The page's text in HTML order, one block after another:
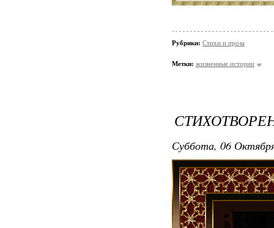
Рубрики: Стихи и проза
Метки: жизненные истории
Суббота, 06